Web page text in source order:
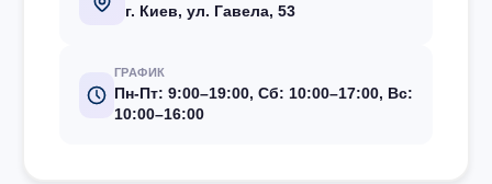
г. Киев, ул. Гавела, 53
ГРАФИК
Пн-Пт: 9:00–19:00, Сб: 10:00–17:00, Вс:
10:00–16:00